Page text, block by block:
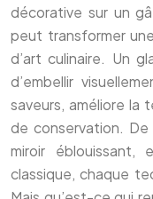
décorative sur un
peut transformer
d’art culinaire. Un
d’embellir
saveurs, améliore la
de conservation.
miroir
classique, chaque